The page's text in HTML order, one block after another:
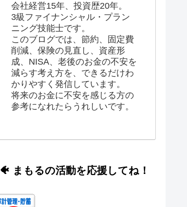
会社経営15年、投資歴20年。
3級ファイナンシャル・プラン
ニング技能士です。
このブログでは、節約、固定費
削減、保険の見直し、資産形
成、NISA、老後のお金の不安を
減らす考え方を、できるだけわ
かりやすく発信しています。
将来のお金に不安を感じる方の
参考になれたらうれしいです。
🐠 まもるの活動を応援してね！